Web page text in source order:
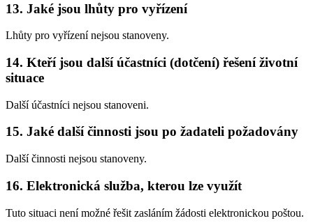
13. Jaké jsou lhůty pro vyřízení
Lhůty pro vyřízení nejsou stanoveny.
14. Kteří jsou další účastníci (dotčení) řešení životní
situace
Další účastníci nejsou stanoveni.
15. Jaké další činnosti jsou po žadateli požadovány
Další činnosti nejsou stanoveny.
16. Elektronická služba, kterou lze využít
Tuto situaci není možné řešit zasláním žádosti elektronickou poštou.